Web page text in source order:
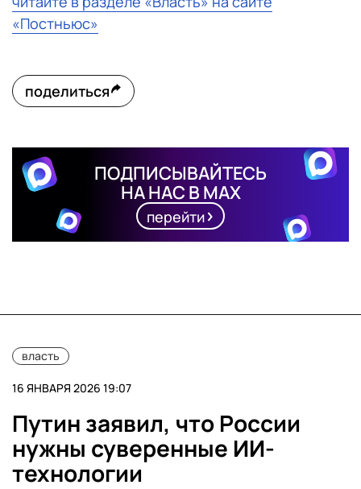
«Постньюс»
поделиться
ПОДПИСЫВАЙТЕСЬ
НА НАС В MAX
перейти
власть
16 ЯНВАРЯ 2026 19:07
Путин заявил, что России
нужны суверенные ИИ-
технологии